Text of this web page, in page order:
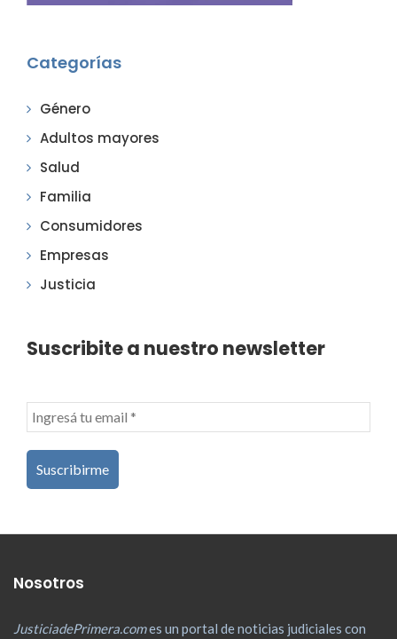
Categorías
Género
Adultos mayores
Salud
Familia
Consumidores
Empresas
Justicia
Suscribite a nuestro newsletter
Nosotros
JusticiadePrimera.comes un portal de noticias judiciales con